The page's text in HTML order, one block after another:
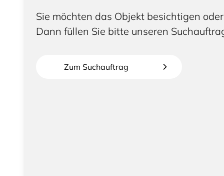
Sie möchten das Objekt besichtigen
Dann füllen Sie bitte unseren
Zum Suchauftrag